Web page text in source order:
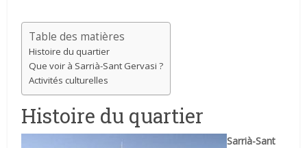
Table des matières
Histoire du quartier
Que voir à Sarrià-Sant Gervasi ?
Activités culturelles
Histoire du quartier
Sarrià-Sant